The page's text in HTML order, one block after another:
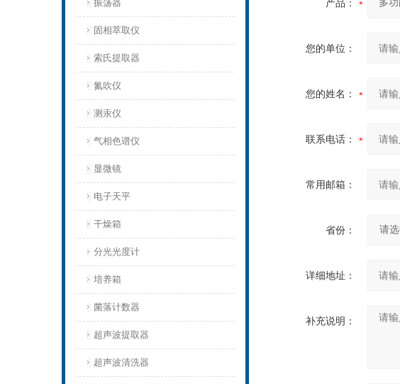
振荡器
固相萃取仪
索氏提取器
氮吹仪
测汞仪
气相色谱仪
显微镜
电子天平
干燥箱
分光光度计
培养箱
菌落计数器
超声波提取器
超声波清洗器
产品：
您的单位：
您的姓名：
联系电话：
常用邮箱：
省份：
详细地址：
补充说明：